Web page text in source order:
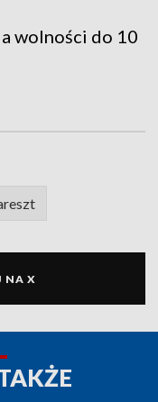
wolności do 10
NA X